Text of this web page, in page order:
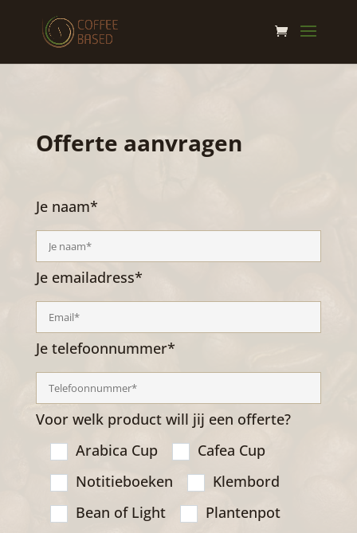
Offerte aanvragen
Je naam*
Je emailadress*
Je telefoonnummer*
Voor welk product will jij een offerte?
Arabica Cup
Cafea Cup
Notitieboeken
Klembord
Bean of Light
Plantenpot